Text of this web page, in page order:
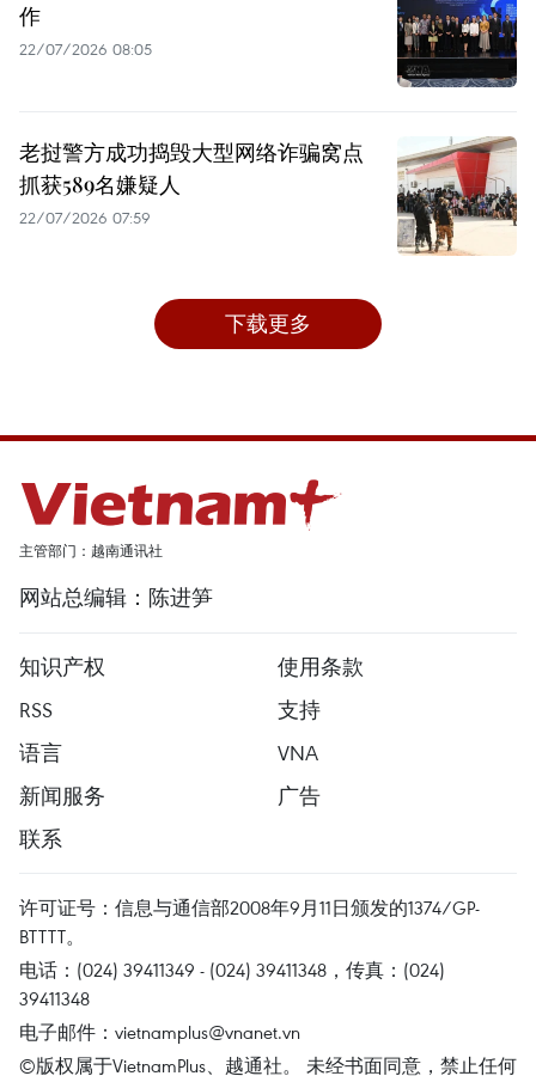
作
22/07/2026 08:05
老挝警方成功捣毁大型网络诈骗窝点
抓获589名嫌疑人
22/07/2026 07:59
下载更多
主管部门：越南通讯社
网站总编辑：陈进笋
知识产权
使用条款
RSS
支持
语言
VNA
新闻服务
广告
联系
许可证号：信息与通信部2008年9月11日颁发的1374/GP-
BTTTT。
电话：(024) 39411349 - (024) 39411348，传真：(024)
39411348
电子邮件： vietnamplus@vnanet.vn
©版权属于VietnamPlus、越通社。 未经书面同意，禁止任何